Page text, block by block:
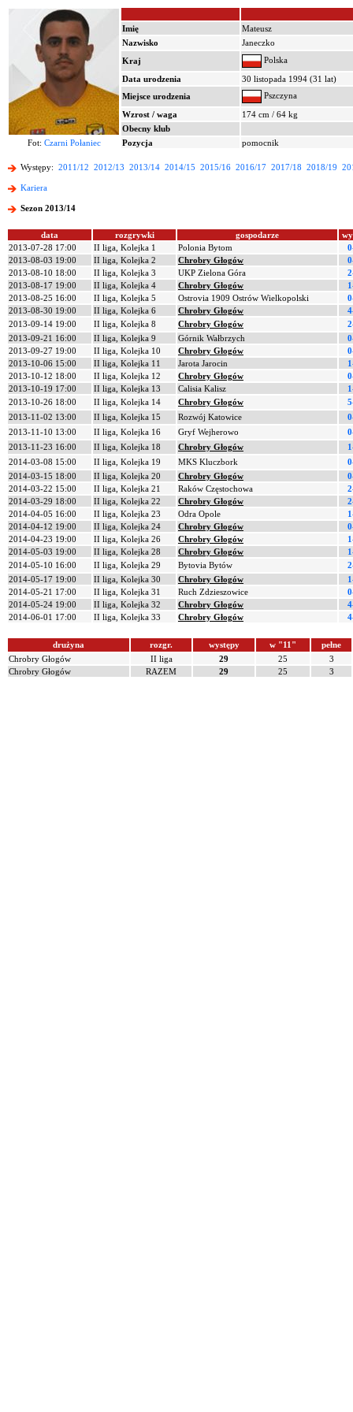
Imię
Mateusz
Nazwisko
Janeczko
Kraj
Polska
Data urodzenia
30 listopada 1994 (31 lat)
Miejsce urodzenia
Pszczyna
Wzrost / waga
174 cm / 64 kg
Obecny klub
Fot: Czarni Połaniec Pozycja pomocnik
Występy: 2011/12 2012/13 2013/14 2014/15 2015/16 2016/17 2017/18 2018/19
Kariera
Sezon 2013/14
data rozgrywki gospodarze
2013-07-28 17:00
II liga, Kolejka 1 Polonia Bytom
2013-08-03 19:00
II liga, Kolejka 2 Chrobry Głogów
2013-08-10 18:00
II liga, Kolejka 3 UKP Zielona Góra
2013-08-17 19:00
II liga, Kolejka 4 Chrobry Głogów
2013-08-25 16:00
II liga, Kolejka 5 Ostrovia 1909 Ostrów Wielkopolski
2013-08-30 19:00
II liga, Kolejka 6 Chrobry Głogów
2013-09-14 19:00
II liga, Kolejka 8 Chrobry Głogów
2013-09-21 16:00
II liga, Kolejka 9 Górnik Wałbrzych
2013-09-27 19:00
II liga, Kolejka 10 Chrobry Głogów
2013-10-06 15:00
II liga, Kolejka 11 Jarota Jarocin
2013-10-12 18:00
II liga, Kolejka 12 Chrobry Głogów
2013-10-19 17:00
II liga, Kolejka 13 Calisia Kalisz
2013-10-26 18:00
II liga, Kolejka 14 Chrobry Głogów
2013-11-02 13:00
II liga, Kolejka 15 Rozwój Katowice
2013-11-10 13:00
II liga, Kolejka 16 Gryf Wejherowo
2013-11-23 16:00
II liga, Kolejka 18 Chrobry Głogów
2014-03-08 15:00
II liga, Kolejka 19 MKS Kluczbork
2014-03-15 18:00
II liga, Kolejka 20 Chrobry Głogów
2014-03-22 15:00
II liga, Kolejka 21 Raków Częstochowa
2014-03-29 18:00
II liga, Kolejka 22 Chrobry Głogów
2014-04-05 16:00
II liga, Kolejka 23 Odra Opole
2014-04-12 19:00
II liga, Kolejka 24 Chrobry Głogów
2014-04-23 19:00
II liga, Kolejka 26 Chrobry Głogów
2014-05-03 19:00
II liga, Kolejka 28 Chrobry Głogów
2014-05-10 16:00
II liga, Kolejka 29 Bytovia Bytów
2014-05-17 19:00
II liga, Kolejka 30 Chrobry Głogów
2014-05-21 17:00
II liga, Kolejka 31 Ruch Zdzieszowice
2014-05-24 19:00
II liga, Kolejka 32 Chrobry Głogów
2014-06-01 17:00
II liga, Kolejka 33 Chrobry Głogów
drużyna rozgr. występy w "11"
pełne
Chrobry Głogów
II liga 29 25
3
Chrobry Głogów
RAZEM 29 25 3